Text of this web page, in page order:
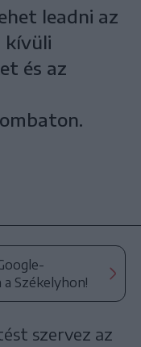
leadni az
kívüli
és az
Székelyhon!
szervez az